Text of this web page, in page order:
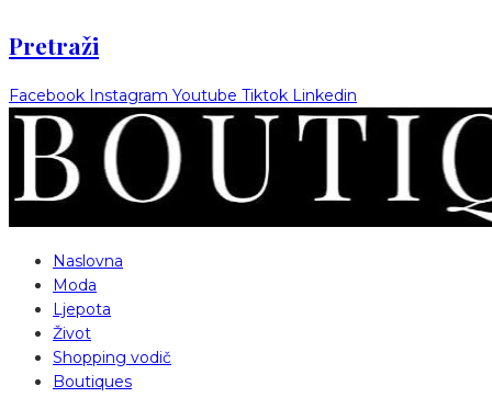
Pretraži
Facebook Instagram Youtube Tiktok Linkedin
Naslovna
Moda
Ljepota
Život
Shopping vodič
Boutiques